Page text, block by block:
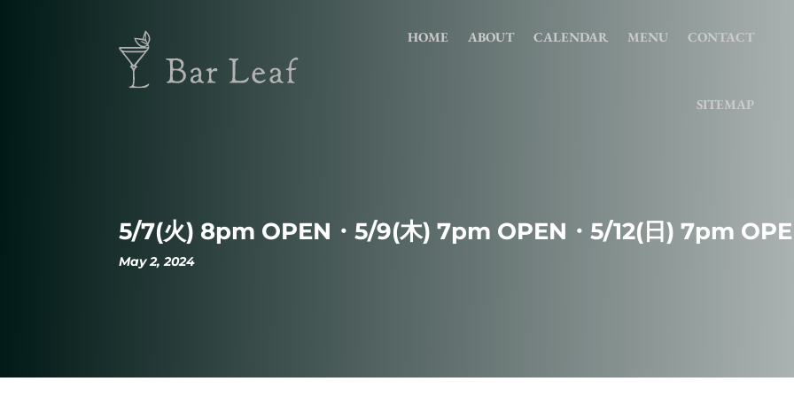
HOME ABOUT CALENDAR MENU CONTACT
SITEMAP
5/7(火) 8pm OPEN・5/9(木) 7pm OPEN・5/12(日) 7pm
May 2, 2024